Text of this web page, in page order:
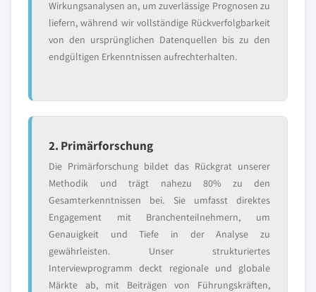
Wirkungsanalysen an, um zuverlässige Prognosen zu
liefern, während wir vollständige Rückverfolgbarkeit
von den ursprünglichen Datenquellen bis zu den
endgültigen Erkenntnissen aufrechterhalten.
2. Primärforschung
Die Primärforschung bildet das Rückgrat unserer
Methodik und trägt nahezu 80% zu den
Gesamterkenntnissen bei. Sie umfasst direktes
Engagement mit Branchenteilnehmern, um
Genauigkeit und Tiefe in der Analyse zu
gewährleisten. Unser strukturiertes
Interviewprogramm deckt regionale und globale
Märkte ab, mit Beiträgen von Führungskräften,